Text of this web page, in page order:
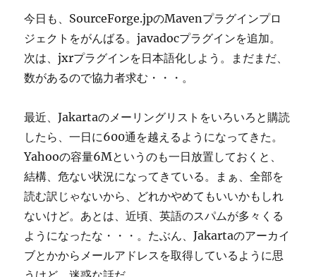
今日も、SourceForge.jpのMavenプラグインプロ
ジェクトをがんばる。javadocプラグインを追加。
次は、jxrプラグインを日本語化しよう。まだまだ、
数があるので協力者求む・・・。
最近、Jakartaのメーリングリストをいろいろと購読
したら、一日に600通を越えるようになってきた。
Yahooの容量6Mというのも一日放置しておくと、
結構、危ない状況になってきている。まぁ、全部を
読む訳じゃないから、どれかやめてもいいかもしれ
ないけど。あとは、近頃、英語のスパムが多々くる
ようになったな・・・。たぶん、Jakartaのアーカイ
ブとかからメールアドレスを取得しているように思